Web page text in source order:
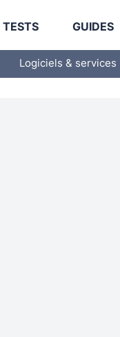
TESTS GUIDES
Logiciels & services